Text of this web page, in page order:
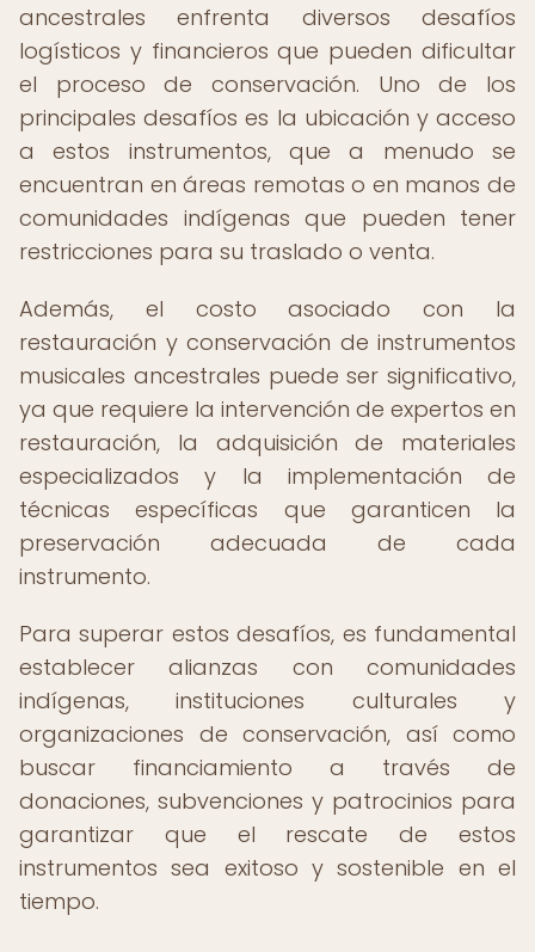
ancestrales enfrenta diversos desafíos
logísticos y financieros que pueden dificultar
el proceso de conservación. Uno de los
principales desafíos es la ubicación y acceso
a estos instrumentos, que a menudo se
encuentran en áreas remotas o en manos de
comunidades indígenas que pueden tener
restricciones para su traslado o venta.
Además, el costo asociado con la
restauración y conservación de instrumentos
musicales ancestrales puede ser significativo,
ya que requiere la intervención de expertos en
restauración, la adquisición de materiales
especializados y la implementación de
técnicas específicas que garanticen la
preservación adecuada de cada
instrumento.
Para superar estos desafíos, es fundamental
establecer alianzas con comunidades
indígenas, instituciones culturales y
organizaciones de conservación, así como
buscar financiamiento a través de
donaciones, subvenciones y patrocinios para
garantizar que el rescate de estos
instrumentos sea exitoso y sostenible en el
tiempo.